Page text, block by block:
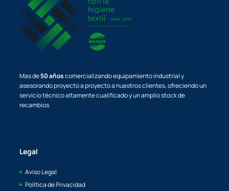
Mas de50 añoscomercializando equipamiento industrial y
asesorando proyecto a proyecto a nuestros clientes, ofreciendo un
servicio técnico altamente cualificado y un amplio stock de
recambios.
Legal
Aviso Legal
Política de Privacidad